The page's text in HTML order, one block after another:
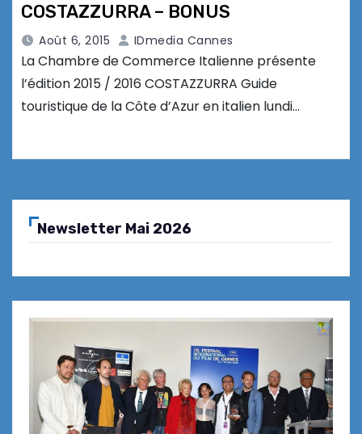
COSTAZZURRA – BONUS
Août 6, 2015 IDmedia Cannes
La Chambre de Commerce Italienne présente
l’édition 2015 / 2016 COSTAZZURRA Guide
touristique de la Côte d’Azur en italien lundi…
Newsletter Mai 2026